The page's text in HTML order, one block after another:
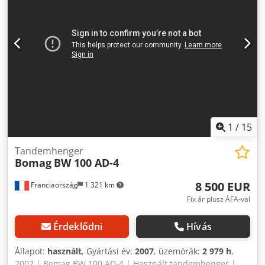
1 / 15
Franciaország 1 321 km
Tandemhenger
Bomag BW 100 AD-4
8 500 EUR
Fix ár plusz ÁFA-val
Érdeklődni Hívás
Állapot: használt, Gyártási év: 2007, üzemórák: 2 979 h,